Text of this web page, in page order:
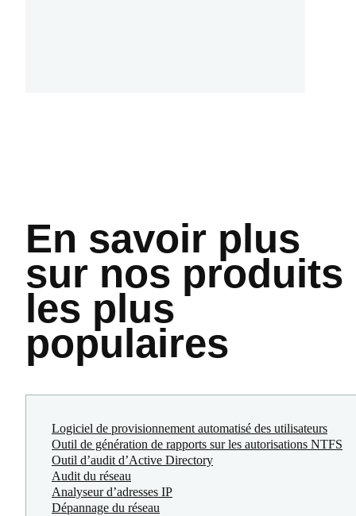
En savoir plus
sur nos produits
les plus
populaires
Logiciel de provisionnement automatisé des utilisateurs
Outil de génération de rapports sur les autorisations NTFS
Outil d’audit d’Active Directory
Audit du réseau
Analyseur d’adresses IP
Dépannage du réseau